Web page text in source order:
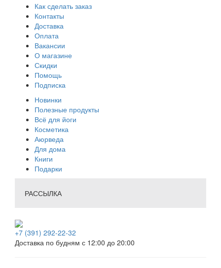
Как сделать заказ
Контакты
Доставка
Оплата
Вакансии
О магазине
Скидки
Помощь
Подписка
Новинки
Полезные продукты
Всё для йоги
Косметика
Аюрведа
Для дома
Книги
Подарки
РАССЫЛКА
+7 (391) 292-22-32
Доставка по будням с 12:00 до 20:00